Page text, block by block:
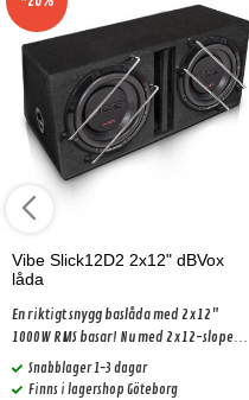
Vibe Slick12D2 2x12" dBVox
låda
En riktigt snygg baslåda med 2x12"
1000W RMS basar! Nu med 2x12-slope
lådan!!
Snabblager 1-3 dagar
Finns i lagershop Göteborg